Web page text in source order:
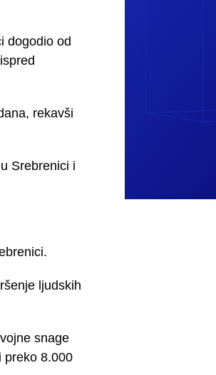
dogodio od
rekavši
Srebrenici i
ljudskih
snage
preko 8.000